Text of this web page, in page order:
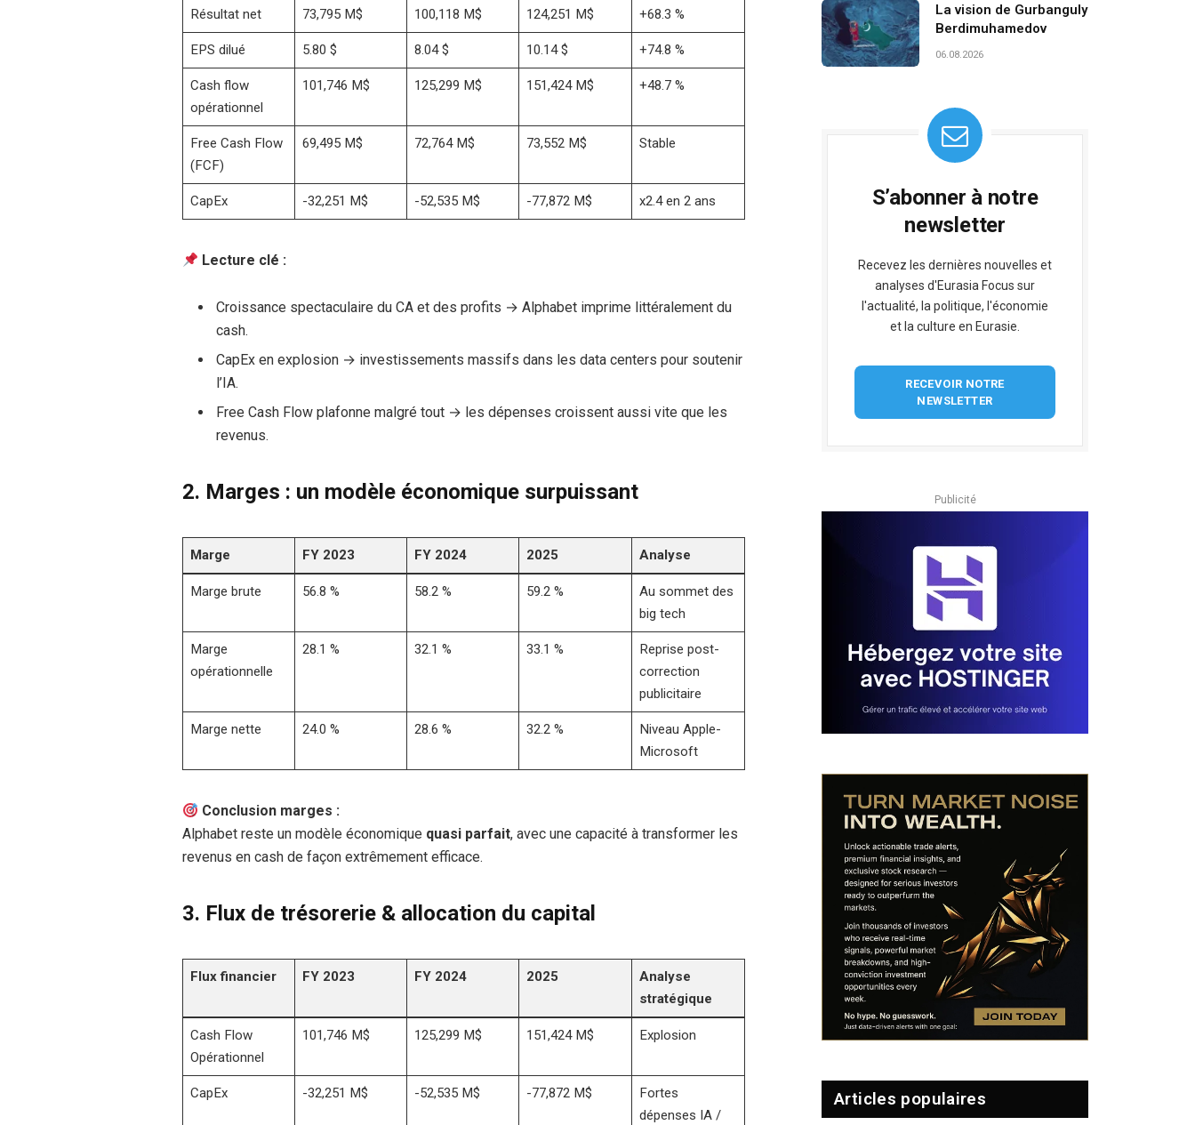
Résultat net 73,795 M$ 100,118 M$ 124,251 M$ +68.3 %
EPS dilué 5.80 $ 8.04 $ 10.14 $ +74.8 %
Cash flow
opérationnel
101,746 M$ 125,299 M$ 151,424 M$ +48.7 %
Free Cash Flow
(FCF)
69,495 M$ 72,764 M$ 73,552 M$ Stable
CapEx -32,251 M$ -52,535 M$ -77,872 M$ x2.4 en 2 ans
Lecture clé :
Croissance spectaculaire du CA et des profits → Alphabet imprime littéralement du
cash.
CapEx en explosion → investissements massifs dans les data centers pour soutenir
l’IA.
Free Cash Flow plafonne malgré tout → les dépenses croissent aussi vite que les
revenus.
2. Marges : un modèle économique surpuissant
Marge FY 2023 FY 2024 2025 Analyse
Marge brute 56.8 % 58.2 % 59.2 %
Au sommet des
big tech
Marge
opérationnelle
28.1 % 32.1 % 33.1 %
Reprise post-
correction
publicitaire
Marge nette 24.0 % 28.6 % 32.2 %
Niveau Apple-
Microsoft
Conclusion marges :
Alphabet reste un modèle économique quasi parfait, avec une capacité à transformer les
revenus en cash de façon extrêmement efficace.
3. Flux de trésorerie & allocation du capital
Flux financier FY 2023 FY 2024 2025
Analyse
stratégique
Cash Flow
Opérationnel
101,746 M$ 125,299 M$ 151,424 M$ Explosion
CapEx -32,251 M$ -52,535 M$ -77,872 M$
Fortes
dépenses IA /
La vision de Gurbanguly
Berdimuhamedov
06.08.2026
S’abonner à notre
newsletter
Recevez les dernières nouvelles et
analyses d'Eurasia Focus sur
l'actualité, la politique, l'économie
et la culture en Eurasie.
RECEVOIR NOTRE
NEWSLETTER
Publicité
Articles populaires